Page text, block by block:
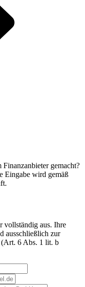
gemacht?
Eingabe wird gemäß
vollständig aus. Ihre
ausschließlich zur
(Art. 6 Abs. 1 lit. b